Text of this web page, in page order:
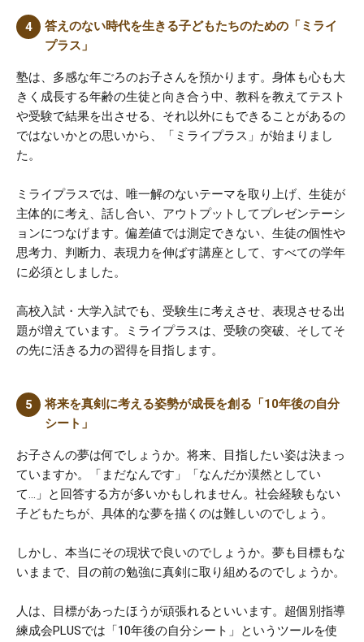
答えのない時代を生きる子どもたちのための「ミライ
プラス」
塾は、多感な年ごろのお子さんを預かります。身体も心も大
きく成長する年齢の生徒と向き合う中、教科を教えてテスト
や受験で結果を出させる、それ以外にもできることがあるの
ではないかとの思いから、「ミライプラス」が始まりまし
た。
ミライプラスでは、唯一解のないテーマを取り上げ、生徒が
主体的に考え、話し合い、アウトプットしてプレゼンテーシ
ョンにつなげます。偏差値では測定できない、生徒の個性や
思考力、判断力、表現力を伸ばす講座として、すべての学年
に必須としました。
高校入試・大学入試でも、受験生に考えさせ、表現させる出
題が増えています。ミライプラスは、受験の突破、そしてそ
の先に活きる力の習得を目指します。
将来を真剣に考える姿勢が成長を創る「10年後の自分
シート」
お子さんの夢は何でしょうか。将来、目指したい姿は決まっ
ていますか。「まだなんです」「なんだか漠然としてい
て…」と回答する方が多いかもしれません。社会経験もない
子どもたちが、具体的な夢を描くのは難しいのでしょう。
しかし、本当にその現状で良いのでしょうか。夢も目標もな
いままで、目の前の勉強に真剣に取り組めるのでしょうか。
人は、目標があったほうが頑張れるといいます。超個別指導
練成会PLUSでは「10年後の自分シート」というツールを使